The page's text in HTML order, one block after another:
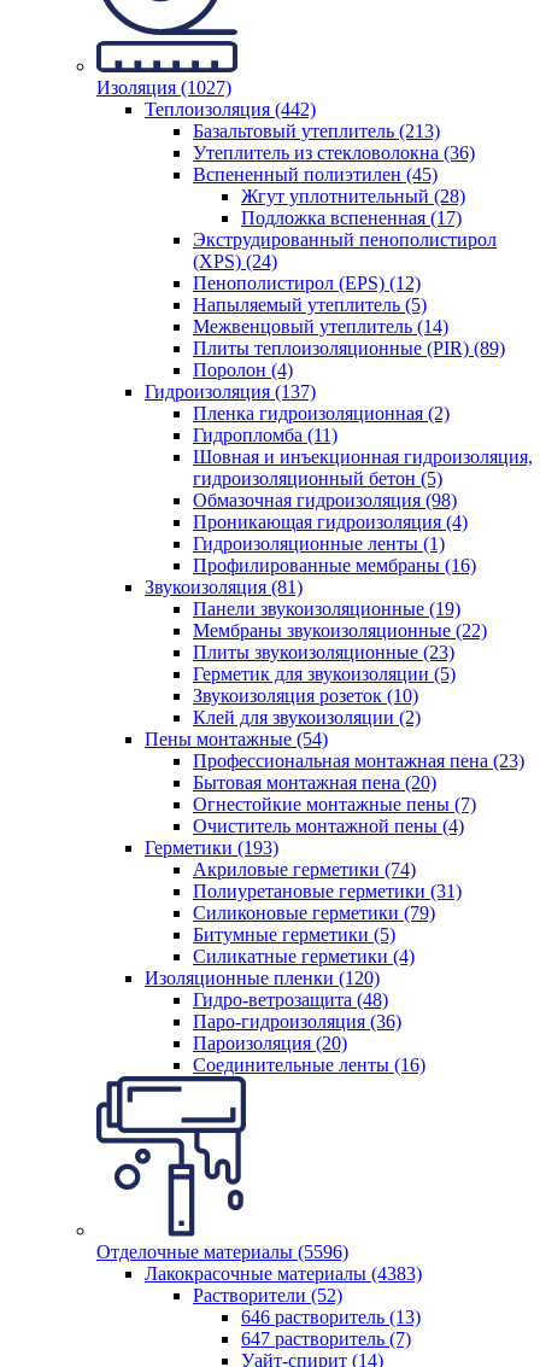
Изоляция (1027)
Теплоизоляция (442)
Базальтовый утеплитель (213)
Утеплитель из стекловолокна (36)
Вспененный полиэтилен (45)
Жгут уплотнительный (28)
Подложка вспененная (17)
Экструдированный пенополистирол
(XPS) (24)
Пенополистирол (EPS) (12)
Напыляемый утеплитель (5)
Межвенцовый утеплитель (14)
Плиты теплоизоляционные (PIR) (89)
Поролон (4)
Гидроизоляция (137)
Пленка гидроизоляционная (2)
Гидропломба (11)
Шовная и инъекционная гидроизоляция,
гидроизоляционный бетон (5)
Обмазочная гидроизоляция (98)
Проникающая гидроизоляция (4)
Гидроизоляционные ленты (1)
Профилированные мембраны (16)
Звукоизоляция (81)
Панели звукоизоляционные (19)
Мембраны звукоизоляционные (22)
Плиты звукоизоляционные (23)
Герметик для звукоизоляции (5)
Звукоизоляция розеток (10)
Клей для звукоизоляции (2)
Пены монтажные (54)
Профессиональная монтажная пена (23)
Бытовая монтажная пена (20)
Огнестойкие монтажные пены (7)
Очиститель монтажной пены (4)
Герметики (193)
Акриловые герметики (74)
Полиуретановые герметики (31)
Силиконовые герметики (79)
Битумные герметики (5)
Силикатные герметики (4)
Изоляционные пленки (120)
Гидро-ветрозащита (48)
Паро-гидроизоляция (36)
Пароизоляция (20)
Соединительные ленты (16)
Отделочные материалы (5596)
Лакокрасочные материалы (4383)
Растворители (52)
646 растворитель (13)
647 растворитель (7)
Уайт-спирит (14)